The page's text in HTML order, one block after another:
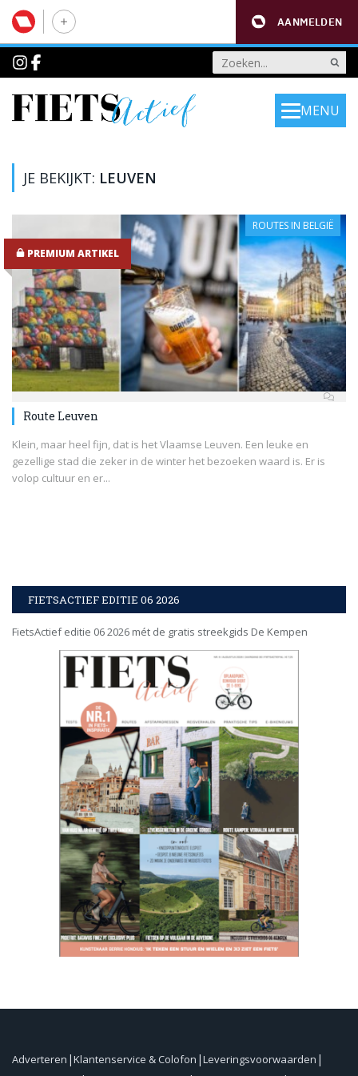
AANMELDEN
MENU
JE BEKIJKT: LEUVEN
PREMIUM ARTIKEL
ROUTES IN BELGIË
Route Leuven
Klein, maar heel fijn, dat is het Vlaamse Leuven. Een leuke en
gezellige stad die zeker in de winter het bezoeken waard is. Er is
volop cultuur en er...
FIETSACTIEF EDITIE 06 2026
FietsActief editie 06 2026 mét de gratis streekgids De Kempen
Adverteren Klantenservice & Colofon Leveringsvoorwaarden